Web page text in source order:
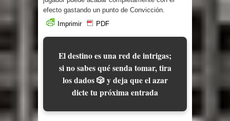
efecto gastando un punto de Convicción.
Imprimir
PDF
El destino es una red de intrigas;
si no sabes qué senda tomar, tira
los dados 🎲 y deja que el azar
dicte tu próxima entrada